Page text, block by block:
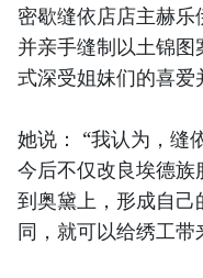
密歇缝依店店主赫乐
并亲手缝制以土锦
式深受姐妹们的喜爱
她说： “我认为，缝
今后不仅改良埃德
到奥黛上，形成自
同，就可以给绣工带